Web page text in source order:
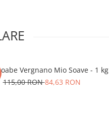
Vergnano Mio Soave - 1 kg
115,00 RON84,63 RON